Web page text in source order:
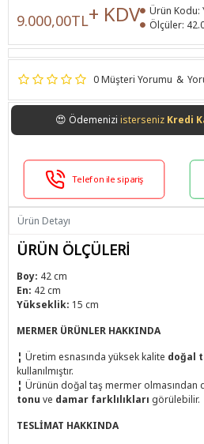
0 Müşteri Yorumu &
9.000,00TL+ KDV Ürün Kodu:
Ölçüler:
😍 Ödemenizi istersenizKredi
Telefon ile sipariş
Ürün Detayı
ÜRÜN ÖLÇÜLERİ
Boy: 42 cm
En: 42 cm
Yükseklik: 15 cm
MERMER ÜRÜNLER HAKKINDA
¦ Üretim esnasında yüksek kalite doğal
kullanılmıştır.
¦ Ürünün doğal taş mermer olmasından
tonu ve damar farklılıkları görülebilir.
TESLİMAT HAKKINDA